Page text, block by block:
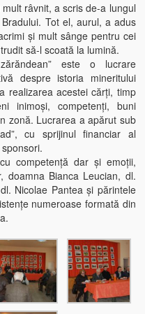
râvnit, a scris de-a lungul
Tot el, aurul, a adus
şi mult sânge pentru cei
să-l scoată la lumină.
este o lucrare
despre istoria mineritului
realizarea acestei cărţi, timp
inimoşi, competenţi, buni
zonă. Lucrarea a apărut sub
cu sprijinul financiar al
competenţă dar şi emoţii,
doamna Bianca Leucian, dl.
Nicolae Pantea şi părintele
numeroase formată din